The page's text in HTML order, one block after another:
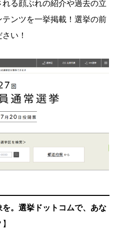
る顔ぶれの紹介や過去の立
ンツを一挙掲載！選挙の前
い！
。選挙ドットコムで、あな
】